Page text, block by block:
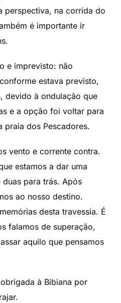
perspectiva, na corrida do
é importante ir
e imprevisto: não
estava previsto,
devido à ondulação que
e a opção foi voltar para
praia dos Pescadores.
vento e corrente contra.
estamos a dar uma
para trás. Após
ao nosso destino.
desta travessia. É
falamos de superação,
aquilo que pensamos
à Bibiana por